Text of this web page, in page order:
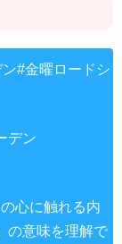
#金曜ロードシ
デン
心に触れる内
の意味を理解で